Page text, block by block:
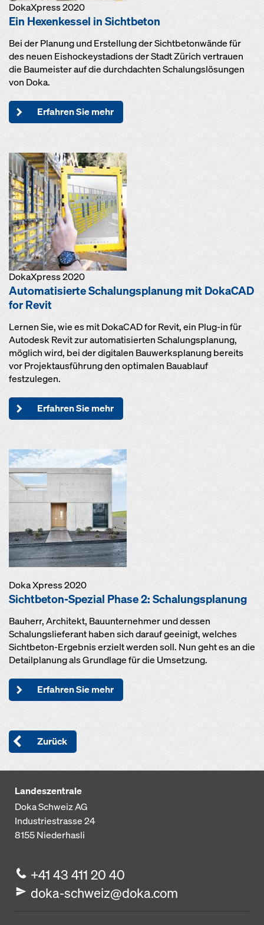
DokaXpress 2020
Ein Hexenkessel in Sichtbeton
Bei der Planung und Erstellung der Sichtbetonwände für
des neuen Eishockeystadions der Stadt Zürich vertrauen
die Baumeister auf die durchdachten Schalungslösungen
von Doka.
Erfahren Sie mehr
DokaXpress 2020
Automatisierte Schalungsplanung mit DokaCAD
for Revit
Lernen Sie, wie es mit DokaCAD for Revit, ein Plug-in für
Autodesk Revit zur automatisierten Schalungsplanung,
möglich wird, bei der digitalen Bauwerksplanung bereits
vor Projektausführung den optimalen Bauablauf
festzulegen.
Erfahren Sie mehr
Doka Xpress 2020
Sichtbeton-Spezial Phase 2: Schalungsplanung
Bauherr, Architekt, Bauunternehmer und dessen
Schalungslieferant haben sich darauf geeinigt, welches
Sichtbeton-Ergebnis erzielt werden soll. Nun geht es an die
Detailplanung als Grundlage für die Umsetzung.
Erfahren Sie mehr
Zurück
Landeszentrale
Doka Schweiz AG
Industriestrasse 24
8155Niederhasli
+41 43 411 20 40
doka-schweiz@doka.com